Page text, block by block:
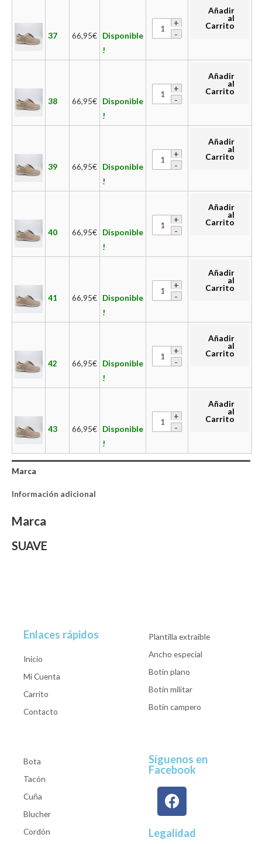
37 66,95€ Disponible
!
Añadir
al
Carrito
38 66,95€ Disponible
!
Añadir
al
Carrito
39 66,95€ Disponible
!
Añadir
al
Carrito
40 66,95€ Disponible
!
Añadir
al
Carrito
41 66,95€ Disponible
!
Añadir
al
Carrito
42 66,95€ Disponible
!
Añadir
al
Carrito
43 66,95€ Disponible
!
Añadir
al
Carrito
Marca
Información adicional
Marca
SUAVE
Enlaces rápidos
Inicio
Mi Cuenta
Carrito
Contacto
Plantilla extraible
Ancho especial
Botín plano
Botín militar
Botín campero
Bota
Tacón
Cuña
Blucher
Cordón
Síguenos en
Facebook
Legalidad